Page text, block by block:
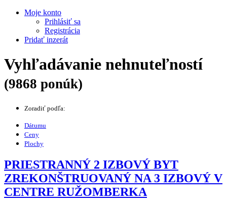
Moje konto
Prihlásiť sa
Registrácia
Pridať inzerát
Vyhľadávanie nehnuteľností
(9868 ponúk)
Zoradiť podľa:
Dátumu
Ceny
Plochy
PRIESTRANNÝ 2 IZBOVÝ BYT
ZREKONŠTRUOVANÝ NA 3 IZBOVÝ V
CENTRE RUŽOMBERKA